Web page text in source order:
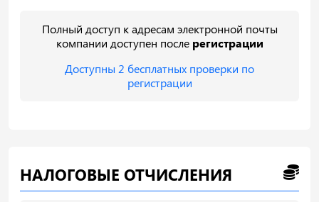
Полный доступ к адресам электронной почты
компании доступен после регистрации
Доступны 2 бесплатных проверки по
регистрации
НАЛОГОВЫЕ ОТЧИСЛЕНИЯ